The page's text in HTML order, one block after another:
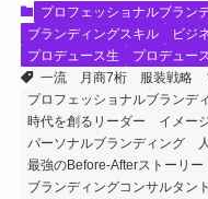
プロフェッショナルブラン
ブランディングスキル
ビジ
プロデュース生
プロデュー
一流
月商7桁 服装戦略
プロフェッショナルブランデ
時代を創るリーダー
イメー
パーソナルブランディング
最強のBefore-Afterストーリー
ブランディングコンサルタント